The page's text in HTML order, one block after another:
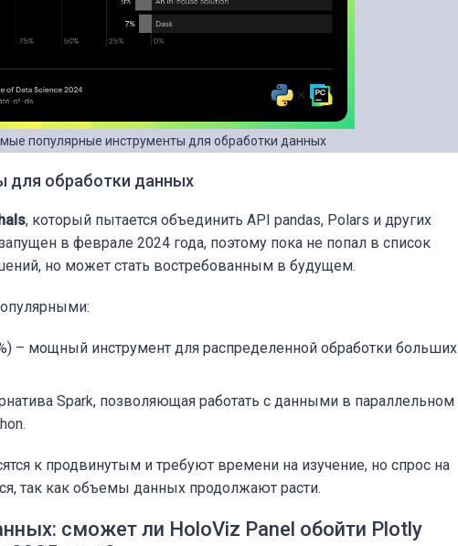
популярные инструменты для обработки данных
для обработки данных
, который пытается объединить API pandas, Polars и других
в феврале 2024 года, поэтому пока не попал в список
но может стать востребованным в будущем.
– мощный инструмент для распределенной обработки больших
Spark, позволяющая работать с данными в параллельном
к продвинутым и требуют времени на изучение, но спрос на
так как объемы данных продолжают расти.
сможет ли HoloViz Panel обойти Plotly